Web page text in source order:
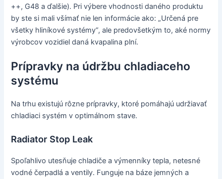
++, G48 a ďalšie). Pri výbere vhodnosti daného produktu
by ste si mali všímať nie len informácie ako: „Určená pre
všetky hliníkové systémy“, ale predovšetkým to, aké normy
výrobcov vozidiel daná kvapalina plní.
Prípravky na údržbu chladiaceho
systému
Na trhu existujú rôzne prípravky, ktoré pomáhajú udržiavať
chladiaci systém v optimálnom stave.
Radiator Stop Leak
Spoľahlivo utesňuje chladiče a výmenníky tepla, netesné
vodné čerpadlá a ventily. Funguje na báze jemných a